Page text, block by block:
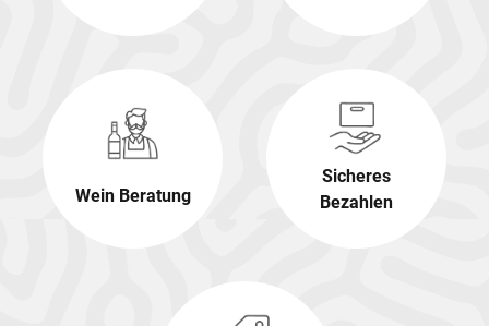
Wein Beratung
Sicheres
Bezahlen